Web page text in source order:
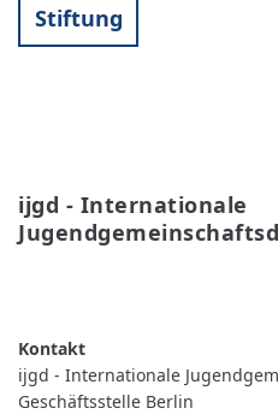
Stiftung
ijgd - Internationale
ijgd - Internationale
Geschäftsstelle Berlin